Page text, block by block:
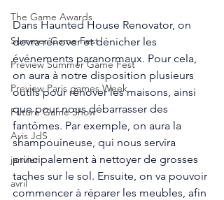
The Game Awards
Summer Game Fest
Preview Summer Game Fest
Preview Paris games Week
Future Game Show
Avis JdS
janvier
avril
Dans Haunted House Renovator, on
devra rénover et dénicher les
événements paranormaux. Pour cela,
on aura à notre disposition plusieurs
outils pour rénover les maisons, ainsi
que pour nous débarrasser des
fantômes. Par exemple, on aura la
shampouineuse, qui nous servira
principalement à nettoyer de grosses
taches sur le sol. Ensuite, on va pouvoir
commencer à réparer les meubles, afin